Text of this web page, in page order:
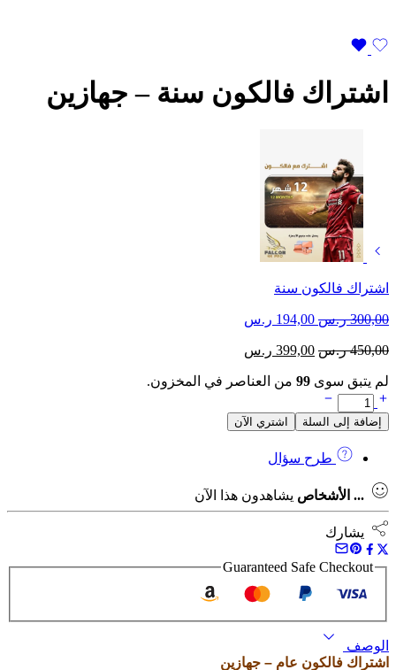
اشتراك فالكون سنة – جهازين
اشتراك فالكون سنة
300,00 ر.س السعر
هو:
194,00 ر.س
450,00 ر.س السعر
هو:
399,00 ر.س
هو:
لم يتبق سوى 99 من العناصر في المخزون.
كمية
اشتراك
فالكون
جهازين
إضافة إلى السلة اشتري الآن
طرح سؤال
... الأشخاص يشاهدون هذا الآن
يشارك
Guaranteed Safe Checkout
الوصف
اشتراك فالكون عام – جهازين